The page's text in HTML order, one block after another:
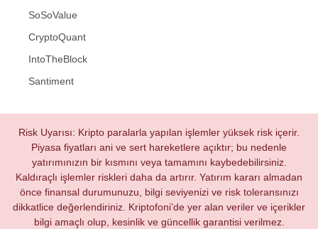
SoSoValue
CryptoQuant
IntoTheBlock
Santiment
Risk Uyarısı: Kripto paralarla yapılan işlemler yüksek risk içerir.
Piyasa fiyatları ani ve sert hareketlere açıktır; bu nedenle
yatırımınızın bir kısmını veya tamamını kaybedebilirsiniz.
Kaldıraçlı işlemler riskleri daha da artırır. Yatırım kararı almadan
önce finansal durumunuzu, bilgi seviyenizi ve risk toleransınızı
dikkatlice değerlendiriniz. Kriptofoni’de yer alan veriler ve içerikler
bilgi amaçlı olup, kesinlik ve güncellik garantisi verilmez.